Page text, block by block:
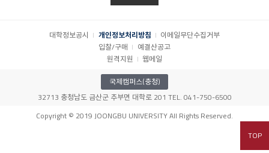
대학정보공시 개인정보처리방침
이메일무단수집거부
입찰/구매
예결산공고
원격지원
웹메일
TOP
국제캠퍼스(충청)
32713 충청남도 금산군 추부면 대학로 201 TEL. 041-750-6500
Copyright © 2019 JOONGBU UNIVERSITY All Rights Reserved.